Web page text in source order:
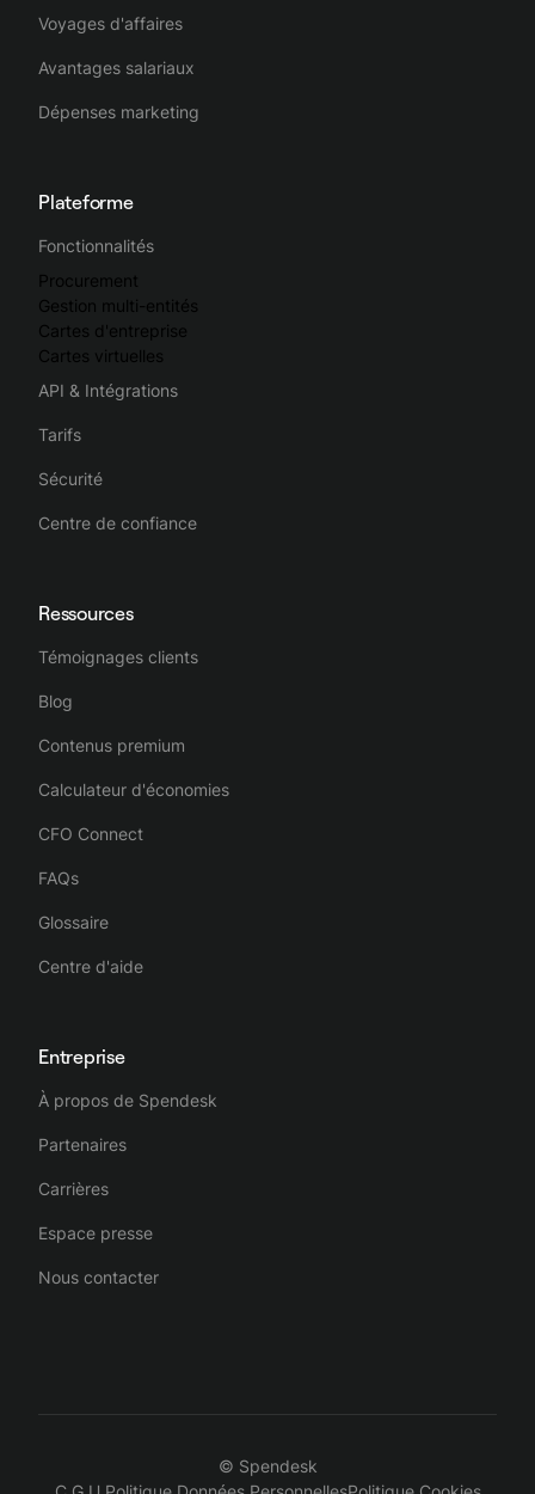
Voyages d'affaires
Avantages salariaux
Dépenses marketing
Plateforme
Fonctionnalités
Procurement
Gestion multi-entités
Cartes d'entreprise
Cartes virtuelles
API & Intégrations
Tarifs
Sécurité
Centre de confiance
Ressources
Témoignages clients
Blog
Contenus premium
Calculateur d'économies
CFO Connect
FAQs
Glossaire
Centre d'aide
Entreprise
À propos de Spendesk
Partenaires
Carrières
Espace presse
Nous contacter
© Spendesk